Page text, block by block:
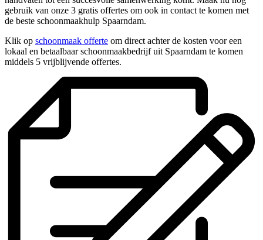
gebruik van onze 3 gratis offertes om ook in contact te komen met
de beste schoonmaakhulp Spaarndam.
Klik op schoonmaak offerte om direct achter de kosten voor een
lokaal en betaalbaar schoonmaakbedrijf uit Spaarndam te komen
middels 5 vrijblijvende offertes.